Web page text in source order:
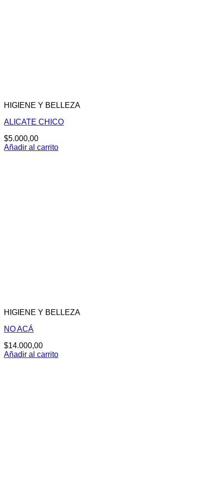
HIGIENE Y BELLEZA
ALICATE CHICO
$5.000,00
Añadir al carrito
HIGIENE Y BELLEZA
NO ACÁ
$14.000,00
Añadir al carrito